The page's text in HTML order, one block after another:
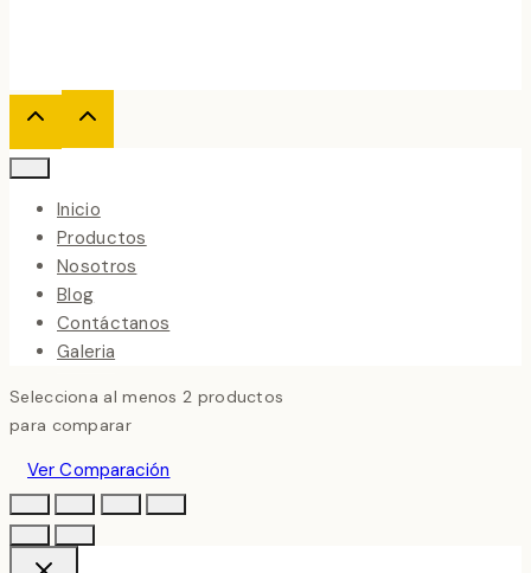
Inicio
Productos
Nosotros
Blog
Contáctanos
Galeria
Selecciona al menos 2 productos
para comparar
Ver Comparación